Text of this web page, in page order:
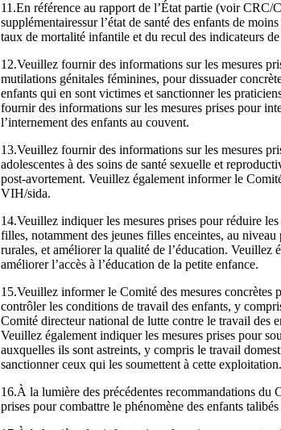
11.En référence au rapport de l’État partie (voir
supplémentairessur l’état de santé des enfants de
taux de mortalité infantile et du recul des indicateurs
12.Veuillez fournir des informations sur les mesures
mutilations génitales féminines, pour dissuader
enfants qui en sont victimes et sanctionner les
fournir des informations sur les mesures prises pour
l’internement des enfants au couvent.
13.Veuillez fournir des informations sur les mesures
adolescentes à des soins de santé sexuelle et
post-avortement. Veuillez également informer le
VIH/sida.
14.Veuillez indiquer les mesures prises pour réduire
filles, notamment des jeunes filles enceintes, au
rurales, et améliorer la qualité de l’éducation. Veuillez
améliorer l’accès à l’éducation de la petite enfance.
15.Veuillez informer le Comité des mesures
contrôler les conditions de travail des enfants, y
Comité directeur national de lutte contre le travail des
Veuillez également indiquer les mesures prises pour
auxquelles ils sont astreints, y compris le travail
sanctionner ceux qui les soumettent à cette exploitation.
16.À la lumière des précédentes recommandations
prises pour combattre le phénomène des enfants